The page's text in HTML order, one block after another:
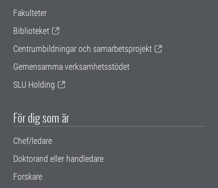
Fakulteter
Biblioteket
Centrumbildningar och samarbetsprojekt
Gemensamma verksamhetsstödet
SLU Holding
För dig som är
Chef/ledare
Doktorand eller handledare
Forskare